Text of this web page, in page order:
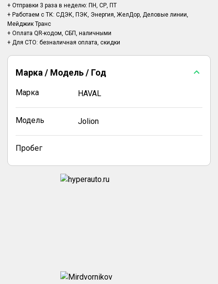
+ Отправки 3 раза в неделю: ПН, СР, ПТ
+ Работаем с ТК: СДЭК, ПЭК, Энергия, ЖелДор, Деловые линии,
Мейджик Транс
+ Оплата QR-кодом, СБП, наличными
Марка / Модель / Год
Марка HAVAL
Модель Jolion
Пробег